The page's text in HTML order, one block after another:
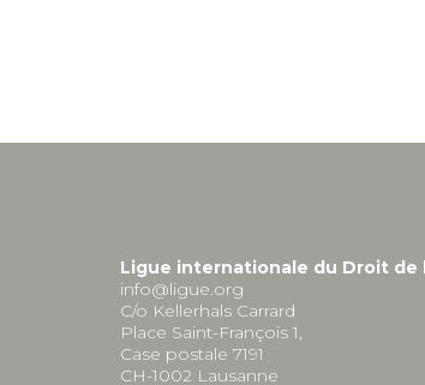
Ligue internationale du Droit de
info@ligue.org
C/o Kellerhals Carrard
Place Saint-François 1,
Case postale 7191
CH-1002 Lausanne